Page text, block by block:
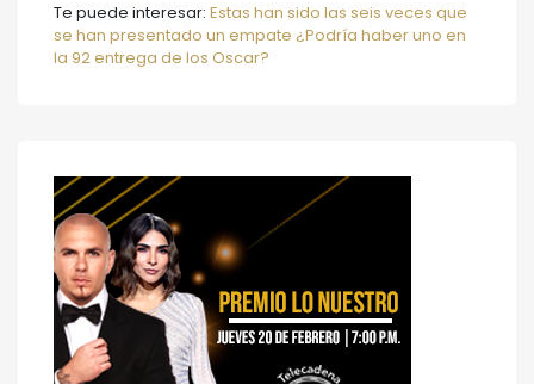
Te puede interesar: Estas han sido las seis veces que
se han presentado un empate ¿Podría haber uno en
la 92 entrega de los Oscar?